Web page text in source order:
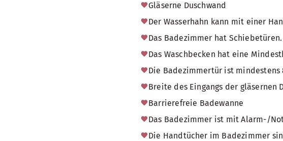
Gläserne Duschwand
Der Wasserhahn kann mit einer
Das Badezimmer hat Schiebetüren.
Das Waschbecken hat eine
Die Badezimmertür ist mindestens
Breite des Eingangs der gläsernen
Barrierefreie Badewanne
Das Badezimmer ist mit Alarm-/
Die Handtücher im Badezimmer